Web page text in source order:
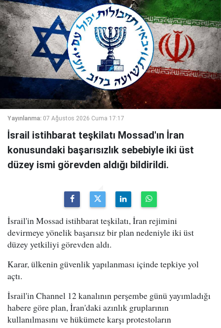
Yayınlanma: 07 Ağustos 2026 Cuma 17:17
İsrail istihbarat teşkilatı Mossad'ın İran
konusundaki başarısızlık sebebiyle iki üst
düzey ismi görevden aldığı bildirildi.
İsrail'in Mossad istihbarat teşkilatı, İran rejimini
devirmeye yönelik başarısız bir plan nedeniyle iki üst
düzey yetkiliyi görevden aldı.
Karar, ülkenin güvenlik yapılanması içinde tepkiye yol
açtı.
İsrail'in Channel 12 kanalının perşembe günü yayımladığı
habere göre plan, İran'daki azınlık gruplarının
kullanılmasını ve hükümete karşı protestoların